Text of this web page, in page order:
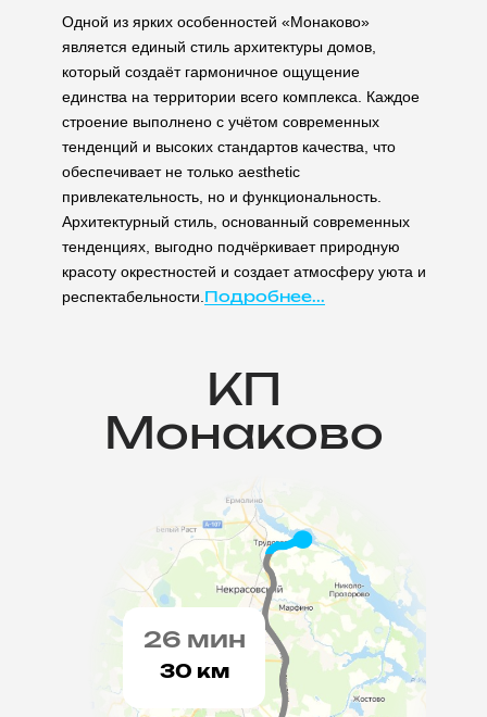
Одной из ярких особенностей «Монаково»
является единый стиль архитектуры домов,
который создаёт гармоничное ощущение
единства на территории всего комплекса. Каждое
строение выполнено с учётом современных
тенденций и высоких стандартов качества, что
обеспечивает не только aesthetic
привлекательность, но и функциональность.
Архитектурный стиль, основанный современных
тенденциях, выгодно подчёркивает природную
красоту окрестностей и создает атмосферу уюта и
респектабельности. Подробнее...
КП
Монаково
26 мин
30 км